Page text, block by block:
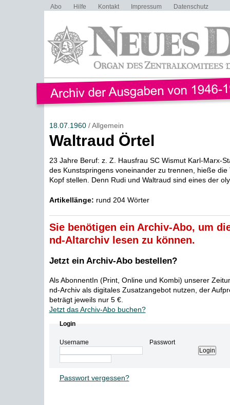
Abo Hilfe Kontakt Impressum Datenschutz
18.07.1960/ Allgemein
Waltraud Örtel
23 Jahre Beruf: z. Z. Hausfrau SC Wismut Karl-Marx-
des Kunstspringens voneinander zu trennen, hieße die
Kopf stellen. Denn Rudi und Waltraud sind eines der
Artikellänge: rund 204 Wörter
Sie benötigen ein Archiv-Abo, um
nd-Altarchiv lesen zu können.
Jetzt ein Archiv-Abo bestellen?
Als AbonnentIn (Print, Online und Kombi) unserer
nd-Archiv als digitales Zusatzangebot nutzen, der
beträgt jeweils nur 5 €.
Jetzt das Archiv-Abo buchen?
Login
Username Passwort
Passwort vergessen?